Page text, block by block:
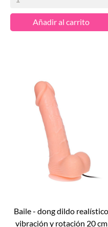
Añadir al carrito
baile - dong dildo realístico
vibración y rotación 20 cm